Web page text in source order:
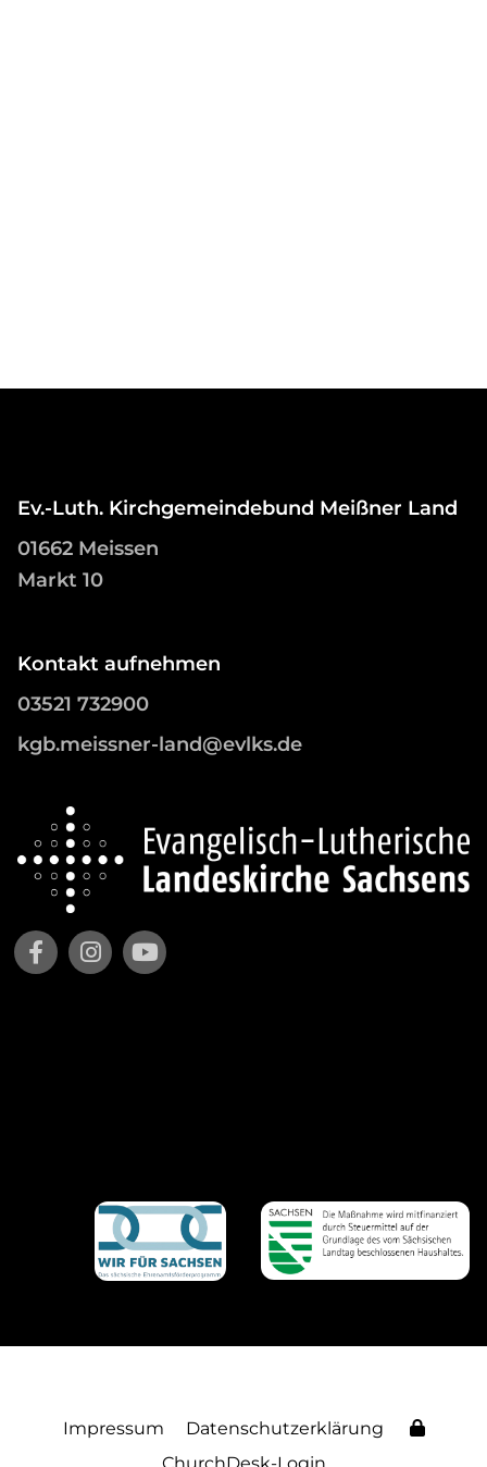
Ev.-Luth. Kirchgemeindebund Meißner Land
01662 Meissen
Markt 10
Kontakt aufnehmen
03521 732900
kgb.meissner-land@evlks.de
Impressum
Datenschutzerklärung